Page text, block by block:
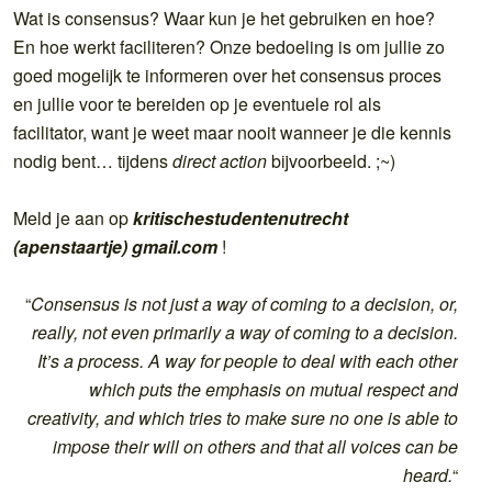
Wat is consensus? Waar kun je het gebruiken en hoe?
En hoe werkt faciliteren? Onze bedoeling is om jullie zo
goed mogelijk te informeren over het consensus proces
en jullie voor te bereiden op je eventuele rol als
facilitator, want je weet maar nooit wanneer je die kennis
nodig bent… tijdensdirect actionbijvoorbeeld. ;~)
Meld je aan opkritischestudentenutrecht
(apenstaartje) gmail.com !
“Consensus is not just a way of coming to a decision, or,
really, not even primarily a way of coming to a decision.
It’s a process. A way for people to deal with each other
which puts the emphasis on mutual respect and
creativity, and which tries to make sure no one is able to
impose their will on others and that all voices can be
heard.“